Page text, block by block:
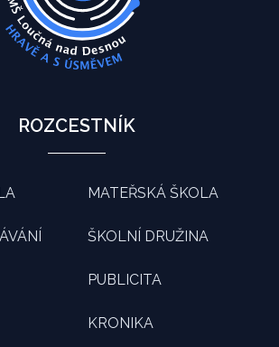
ROZCESTNÍK
MATEŘSKÁ ŠKOLA
ŠKOLNÍ DRUŽINA
PUBLICITA
KRONIKA